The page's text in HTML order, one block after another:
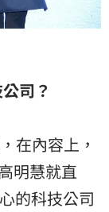
司？
在內容上，
明慧就直
的科技公司